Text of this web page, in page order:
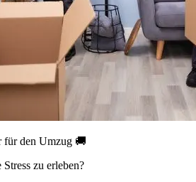
für den Umzug 🚚
zu erleben?